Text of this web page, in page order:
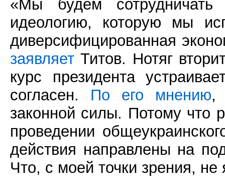
«Мы будем
идеологию, которую мы
диверсифицированная
заявляет Титов. Нотяг
курс президента
согласен. По его мнению,
законной силы. Потому что
проведении
действия направлены на
Что, с моей точки зрения,